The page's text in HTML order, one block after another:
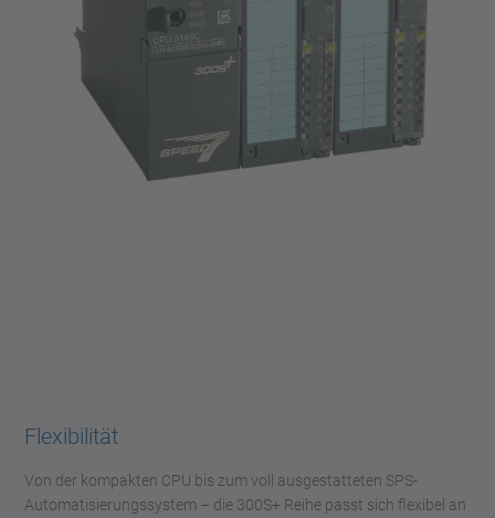
Flexibilität
Von der kompakten CPU bis zum voll ausgestatteten SPS-
Automatisierungssystem – die 300S+ Reihe passt sich flexibel an